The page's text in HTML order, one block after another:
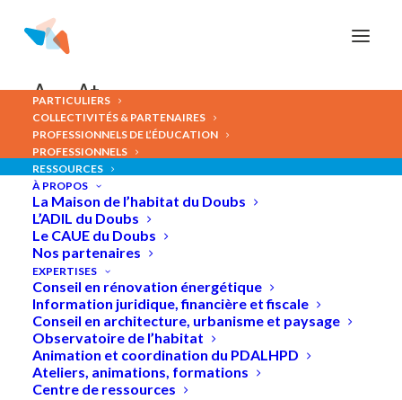
PARTICULIERS
COLLECTIVITÉS & PARTENAIRES
PROFESSIONNELS DE L’ÉDUCATION
PROFESSIONNELS
RESSOURCES
À PROPOS
La Maison de l’habitat du Doubs
L’ADIL du Doubs
Le CAUE du Doubs
Nos partenaires
EXPERTISES
Conseil en rénovation énergétique
Information juridique, financière et fiscale
Conseil en architecture, urbanisme et paysage
Observatoire de l’habitat
Animation et coordination du PDALHPD
Ateliers, animations, formations
Centre de ressources
A- A+
Conférence-Rénovation
énergétique
logement